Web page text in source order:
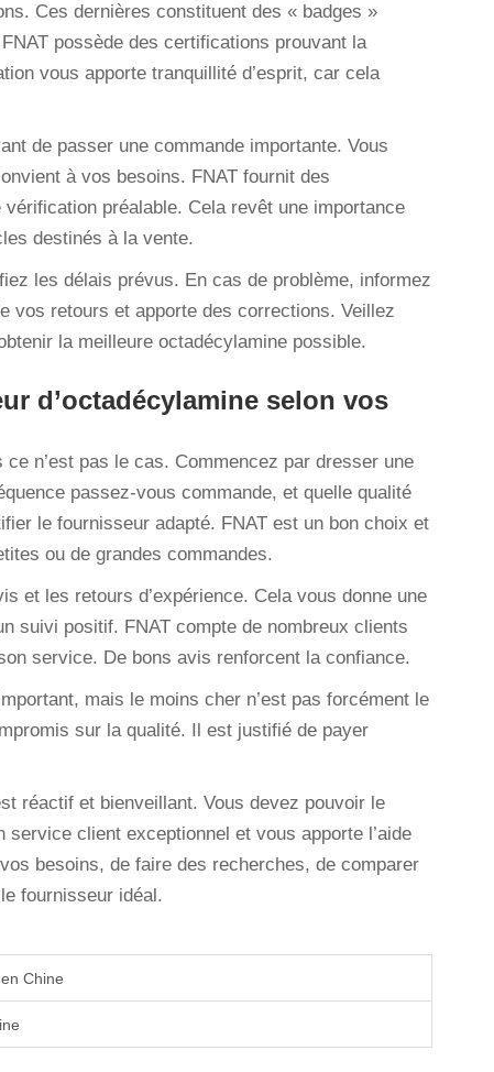
Ces dernières constituent des « badges »
possède des certifications prouvant la
vous apporte tranquillité d’esprit, car cela
de passer une commande importante. Vous
à vos besoins. FNAT fournit des
préalable. Cela revêt une importance
destinés à la vente.
les délais prévus. En cas de problème, informez
vos retours et apporte des corrections. Veillez
la meilleure octadécylamine possible.
d’octadécylamine selon vos
n’est pas le cas. Commencez par dresser une
passez-vous commande, et quelle qualité
le fournisseur adapté. FNAT est un bon choix et
ou de grandes commandes.
et les retours d’expérience. Cela vous donne une
suivi positif. FNAT compte de nombreux clients
service. De bons avis renforcent la confiance.
mais le moins cher n’est pas forcément le
sur la qualité. Il est justifié de payer
réactif et bienveillant. Vous devez pouvoir le
client exceptionnel et vous apporte l’aide
besoins, de faire des recherches, de comparer
fournisseur idéal.
Chine